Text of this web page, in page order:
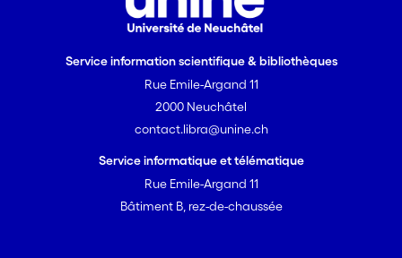
Service information scientifique & bibliothèques
Rue Emile-Argand 11
2000 Neuchâtel
contact.libra@unine.ch
Service informatique et télématique
Rue Emile-Argand 11
Bâtiment B, rez-de-chaussée